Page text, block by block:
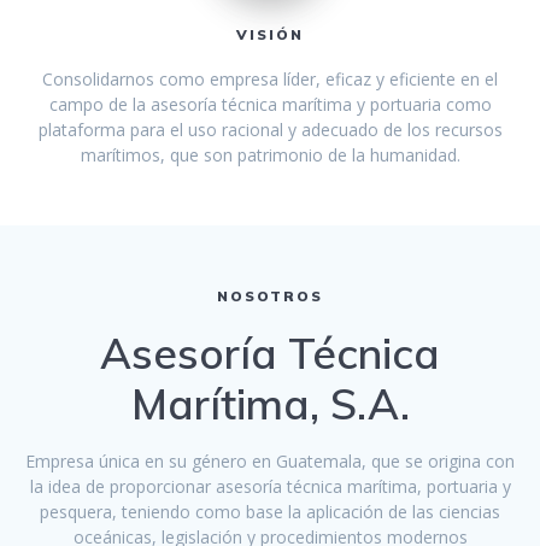
VISIÓN
Consolidarnos como empresa líder, eficaz y eficiente en el
campo de la asesoría técnica marítima y portuaria como
plataforma para el uso racional y adecuado de los recursos
marítimos, que son patrimonio de la humanidad.
NOSOTROS
Asesoría Técnica
Marítima, S.A.
Empresa única en su género en Guatemala, que se origina con
la idea de proporcionar asesoría técnica marítima, portuaria y
pesquera, teniendo como base la aplicación de las ciencias
oceánicas, legislación y procedimientos modernos